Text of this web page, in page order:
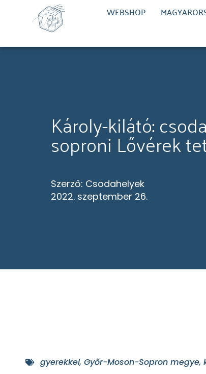
WEBSHOP
Károly-kilátó:
soproni Lővérek
Szerző: Csodahelyek
2022. szeptember 26.
gyerekkel, Győr-Moson-Sopron megye,